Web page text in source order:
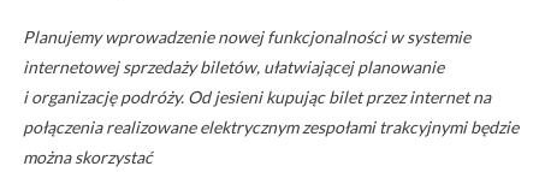
Planujemy wprowadzenie nowej funkcjonalności w systemie
internetowej sprzedaży biletów, ułatwiającej planowanie
i organizację podróży. Od jesieni kupując bilet przez internet na
połączenia realizowane elektrycznym zespołami trakcyjnymi będzie
można skorzystać